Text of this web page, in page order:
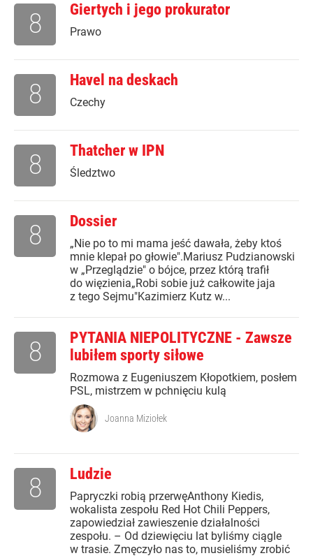
Giertych i jego prokurator
Prawo
8
Havel na deskach
Czechy
8
Thatcher w IPN
Śledztwo
8
Dossier
„Nie po to mi mama jeść dawała, żeby ktoś
mnie klepał po głowie".Mariusz Pudzianowski
w „Przeglądzie" o bójce, przez którą trafił
do więzienia„Robi sobie już całkowite jaja
z tego Sejmu"Kazimierz Kutz w...
8
PYTANIA NIEPOLITYCZNE - Zawsze
lubiłem sporty siłowe
Rozmowa z Eugeniuszem Kłopotkiem, posłem
PSL, mistrzem w pchnięciu kulą
8
Joanna Miziołek
Ludzie
Papryczki robią przerwęAnthony Kiedis,
wokalista zespołu Red Hot Chili Peppers,
zapowiedział zawieszenie działalności
zespołu. – Od dziewięciu lat byliśmy ciągle
w trasie. Zmęczyło nas to, musieliśmy zrobić
8